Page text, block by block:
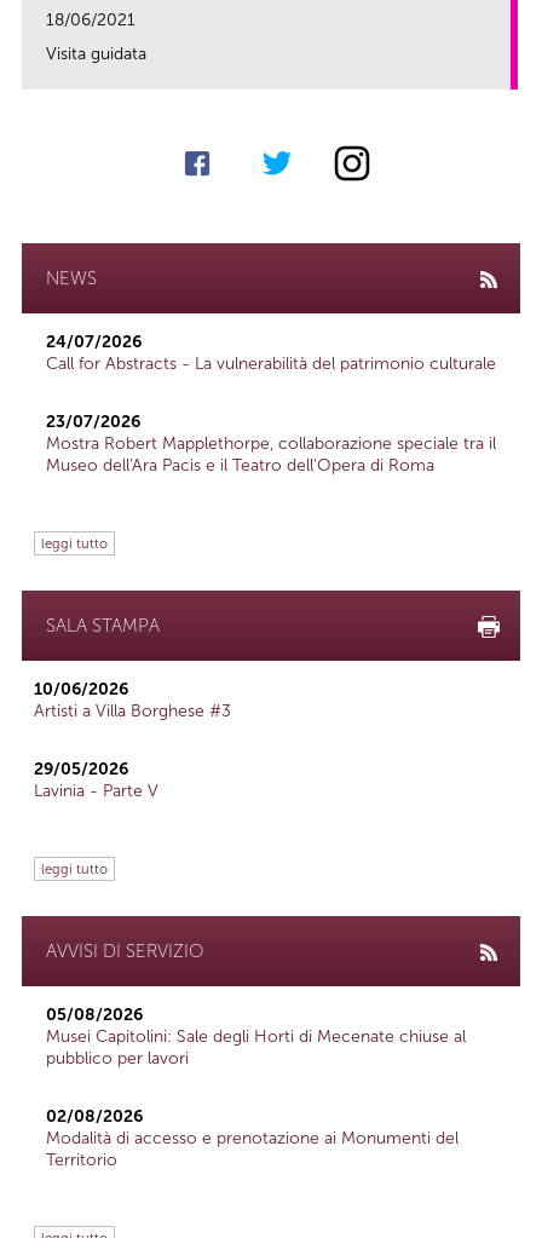
18/06/2021
Visita guidata
NEWS
24/07/2026
Call for Abstracts - La vulnerabilità del patrimonio culturale
23/07/2026
Mostra Robert Mapplethorpe, collaborazione speciale tra il
Museo dell'Ara Pacis e il Teatro dell'Opera di Roma
leggi tutto
SALA STAMPA
10/06/2026
Artisti a Villa Borghese #3
29/05/2026
Lavinia - Parte V
leggi tutto
AVVISI DI SERVIZIO
05/08/2026
Musei Capitolini: Sale degli Horti di Mecenate chiuse al
pubblico per lavori
02/08/2026
Modalità di accesso e prenotazione ai Monumenti del
Territorio